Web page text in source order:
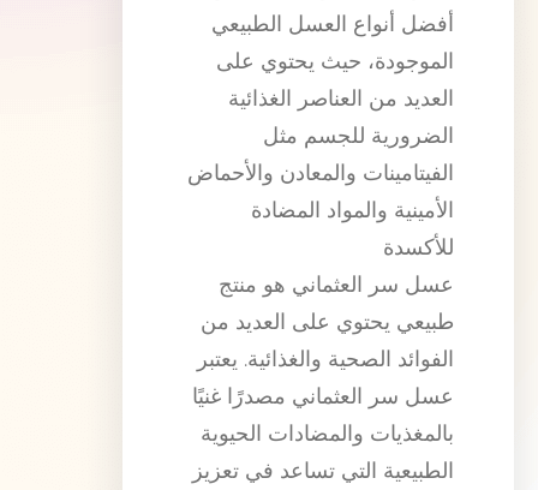
أفضل أنواع العسل الطبيعي
الموجودة، حيث يحتوي على
العديد من العناصر الغذائية
الضرورية للجسم مثل
الفيتامينات والمعادن والأحماض
الأمينية والمواد المضادة
للأكسدة
عسل سر العثماني هو منتج
طبيعي يحتوي على العديد من
الفوائد الصحية والغذائية. يعتبر
عسل سر العثماني مصدرًا غنيًا
بالمغذيات والمضادات الحيوية
الطبيعية التي تساعد في تعزيز